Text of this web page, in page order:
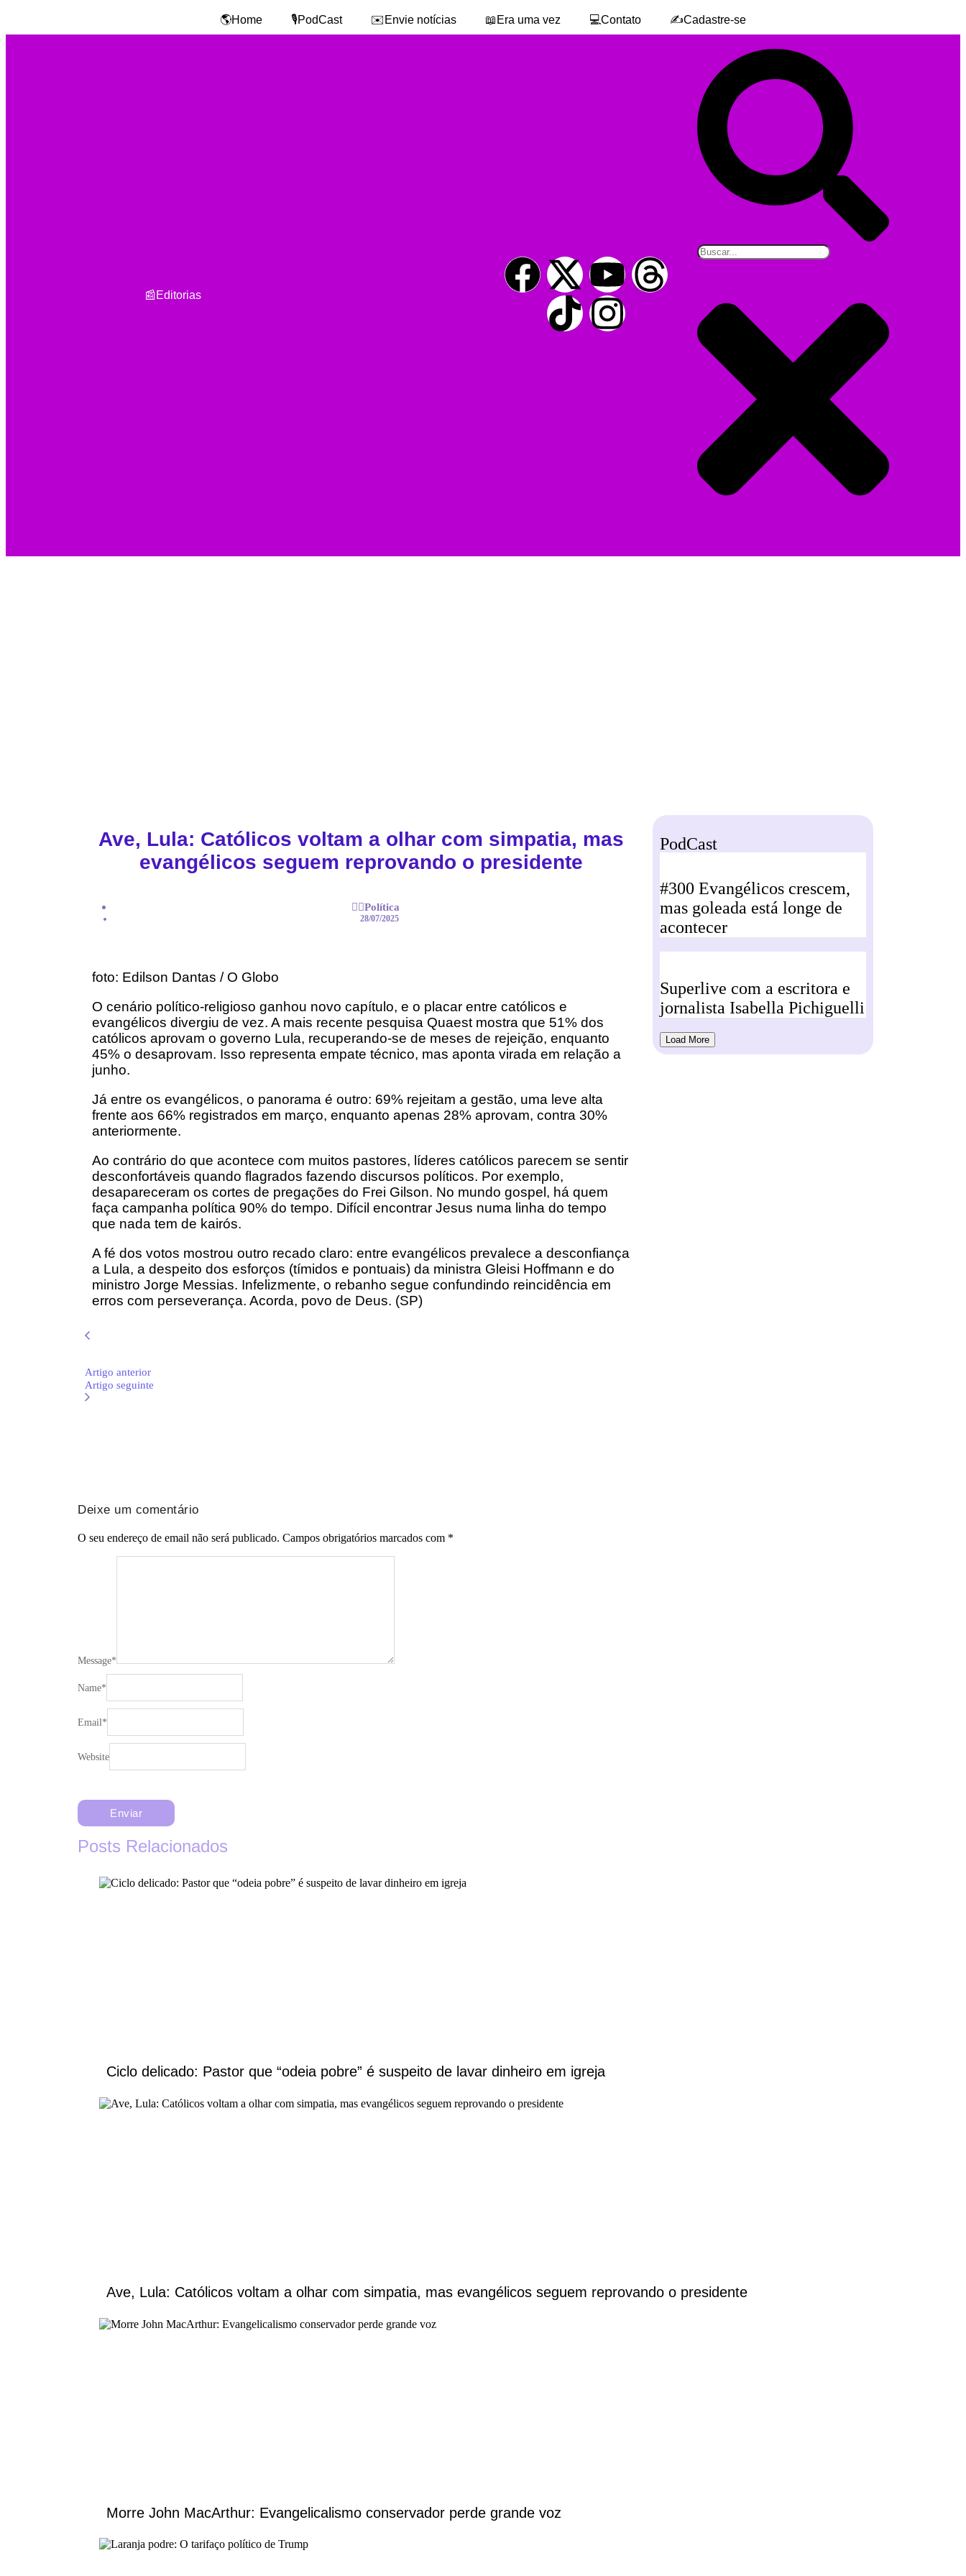
🌎Home 🎙️PodCast ✉️Envie notícias 📖Era uma vez 💻Contato ✍️Cadastre-se
📰Editorias
Ave, Lula: Católicos voltam a olhar com simpatia, mas
evangélicos seguem reprovando o presidente
👨‍⚕️Política
28/07/2025
foto: Edilson Dantas / O Globo
O cenário político-religioso ganhou novo capítulo, e o placar entre católicos e
evangélicos divergiu de vez. A mais recente pesquisa Quaest mostra que 51% dos
católicos aprovam o governo Lula, recuperando-se de meses de rejeição, enquanto
45% o desaprovam. Isso representa empate técnico, mas aponta virada em relação a
junho.
Já entre os evangélicos, o panorama é outro: 69% rejeitam a gestão, uma leve alta
frente aos 66% registrados em março, enquanto apenas 28% aprovam, contra 30%
anteriormente.
Ao contrário do que acontece com muitos pastores, líderes católicos parecem se sentir
desconfortáveis quando flagrados fazendo discursos políticos. Por exemplo,
desapareceram os cortes de pregações do Frei Gilson. No mundo gospel, há quem
faça campanha política 90% do tempo. Difícil encontrar Jesus numa linha do tempo
que nada tem de kairós.
A fé dos votos mostrou outro recado claro: entre evangélicos prevalece a desconfiança
a Lula, a despeito dos esforços (tímidos e pontuais) da ministra Gleisi Hoffmann e do
ministro Jorge Messias. Infelizmente, o rebanho segue confundindo reincidência em
erros com perseverança. Acorda, povo de Deus. (SP)
Artigo anterior
Artigo seguinte
PodCast
#300 Evangélicos crescem,
mas goleada está longe de
acontecer
Superlive com a escritora e
jornalista Isabella Pichiguelli
Load More
Deixe um comentário
O seu endereço de email não será publicado. Campos obrigatórios marcados com *
Message*
Name*
Email*
Website
Posts Relacionados
Ciclo delicado: Pastor que “odeia pobre” é suspeito de lavar dinheiro em igreja
Ave, Lula: Católicos voltam a olhar com simpatia, mas evangélicos seguem reprovando o presidente
Morre John MacArthur: Evangelicalismo conservador perde grande voz